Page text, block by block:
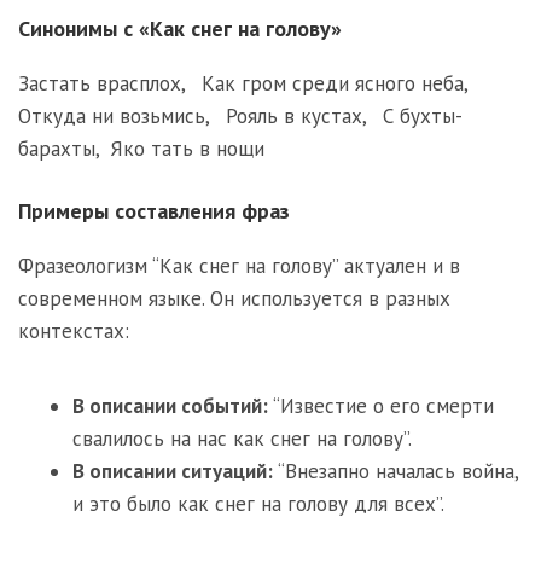
Синонимы с «Как снег на голову»
Застать врасплох, Как гром среди ясного неба,
Откуда ни возьмись, Рояль в кустах, С бухты-
барахты, Яко тать в нощи
Примеры составления фраз
Фразеологизм “Как снег на голову” актуален и в
современном языке. Он используется в разных
контекстах:
В описании событий:“Известие о его смерти
свалилось на нас как снег на голову”.
В описании ситуаций:“Внезапно началась война,
и это было как снег на голову для всех”.